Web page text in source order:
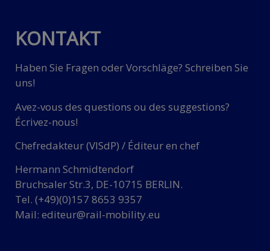
KONTAKT
Haben Sie Fragen oder Vorschläge? Schreiben Sie
uns!
Avez-vous des questions ou des suggestions?
Écrivez-nous!
Chefredakteur (VISdP) / Éditeur en chef
Hermann Schmidtendorf
Bruchsaler Str.3, DE-10715 BERLIN.
Tel. (+49)(0)157 8653 9357
Mail: editeur@rail-mobility.eu